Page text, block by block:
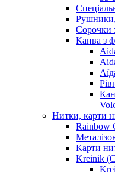
Рушники,
Сорочки
Канва з
Нитки, карти
Карти
Kreinik